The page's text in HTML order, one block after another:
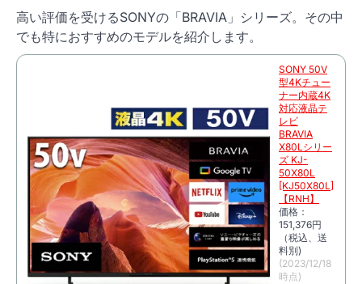
高い評価を受けるSONYの「BRAVIA」シリーズ。その中
でも特におすすめのモデルを紹介します。
SONY 50V
型4Kチュー
ナー内蔵4K
対応液晶テ
レビ
BRAVIA
X80Lシリー
ズ KJ-
50X80L
[KJ50X80L]
【RNH】
価格：
151,376円
（税込、送
料別)
(2023/12/18
時点)